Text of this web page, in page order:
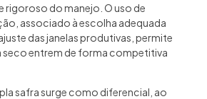
do manejo. O uso de
associado à escolha adequada
das janelas produtivas, permite
seco entrem de forma competitiva
safra surge como diferencial, ao